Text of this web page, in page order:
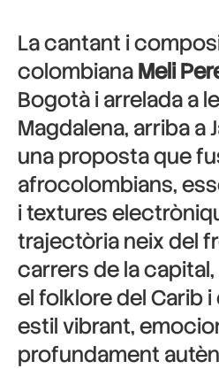
La cantant i
colombianaMeli
Bogotà i arrelada a
Magdalena, arriba a
una proposta que
afrocolombians,
i textures
trajectòria neix del
carrers de la
el folklore del Carib i
estil vibrant,
profundament